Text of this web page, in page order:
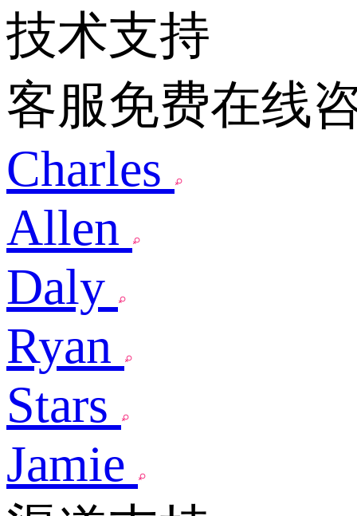
技术支持
客服免费在线
Charles
Allen
Daly
Ryan
Stars
Jamie